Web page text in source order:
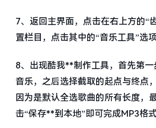
7、返回主界面，点击在右上方的“
置栏目，点击其中的“音乐工具”选
8、出现酷我**制作工具，首先第
音乐，之后选择截取的起点与终点
因为是默认全选歌曲的所有长度，
击“保存**到本地”即可完成MP3格